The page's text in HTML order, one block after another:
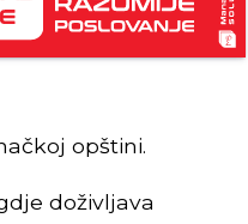
opštini.
doživljava